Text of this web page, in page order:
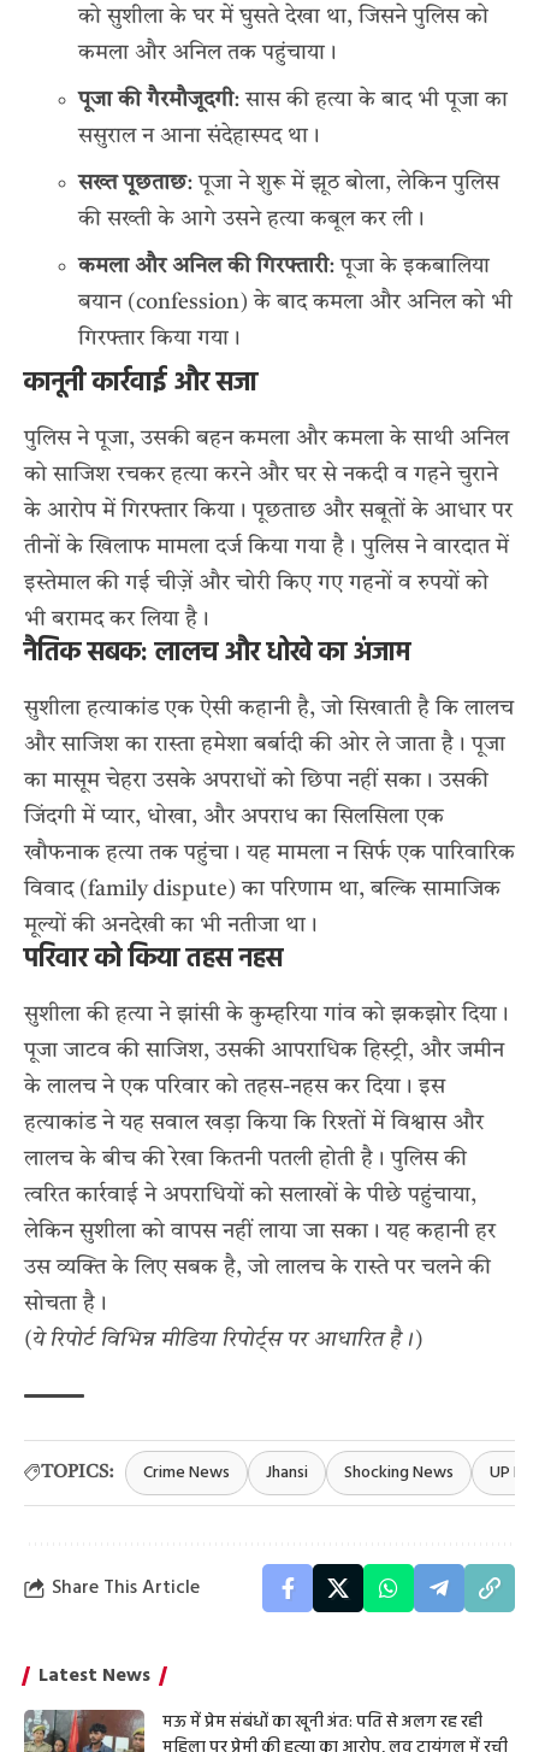
को सुशीला के घर में घुसते देखा था, जिसने पुलिस को
कमला और अनिल तक पहुंचाया।
पूजा की गैरमौजूदगी: सास की हत्या के बाद भी पूजा का
ससुराल न आना संदेहास्पद था।
सख्त पूछताछ: पूजा ने शुरू में झूठ बोला, लेकिन पुलिस
की सख्ती के आगे उसने हत्या कबूल कर ली।
कमला और अनिल की गिरफ्तारी: पूजा के इकबालिया
बयान (confession) के बाद कमला और अनिल को भी
गिरफ्तार किया गया।
कानूनी कार्रवाई और सजा
पुलिस ने पूजा, उसकी बहन कमला और कमला के साथी अनिल
को साजिश रचकर हत्या करने और घर से नकदी व गहने चुराने
के आरोप में गिरफ्तार किया। पूछताछ और सबूतों के आधार पर
तीनों के खिलाफ मामला दर्ज किया गया है। पुलिस ने वारदात में
इस्तेमाल की गई चीज़ें और चोरी किए गए गहनों व रुपयों को
भी बरामद कर लिया है।
नैतिक सबक: लालच और धोखे का अंजाम
सुशीला हत्याकांड एक ऐसी कहानी है, जो सिखाती है कि लालच
और साजिश का रास्ता हमेशा बर्बादी की ओर ले जाता है। पूजा
का मासूम चेहरा उसके अपराधों को छिपा नहीं सका। उसकी
जिंदगी में प्यार, धोखा, और अपराध का सिलसिला एक
खौफनाक हत्या तक पहुंचा। यह मामला न सिर्फ एक पारिवारिक
विवाद (family dispute) का परिणाम था, बल्कि सामाजिक
मूल्यों की अनदेखी का भी नतीजा था।
परिवार को किया तहस नहस
सुशीला की हत्या ने झांसी के कुम्हरिया गांव को झकझोर दिया।
पूजा जाटव की साजिश, उसकी आपराधिक हिस्ट्री, और जमीन
के लालच ने एक परिवार को तहस-नहस कर दिया। इस
हत्याकांड ने यह सवाल खड़ा किया कि रिश्तों में विश्वास और
लालच के बीच की रेखा कितनी पतली होती है। पुलिस की
त्वरित कार्रवाई ने अपराधियों को सलाखों के पीछे पहुंचाया,
लेकिन सुशीला को वापस नहीं लाया जा सका। यह कहानी हर
उस व्यक्ति के लिए सबक है, जो लालच के रास्ते पर चलने की
सोचता है।
(ये रिपोर्ट विभिन्न मीडिया रिपोर्ट्स पर आधारित है।)
TOPICS: Crime News Jhansi Shocking News UP
Share This Article
Latest News
मऊ में प्रेम संबंधों का खूनी अंत: पति से अलग रह रही